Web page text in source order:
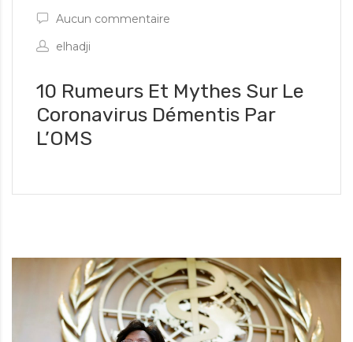
Aucun commentaire
elhadji
10 Rumeurs Et Mythes Sur Le
Coronavirus Démentis Par
L’OMS